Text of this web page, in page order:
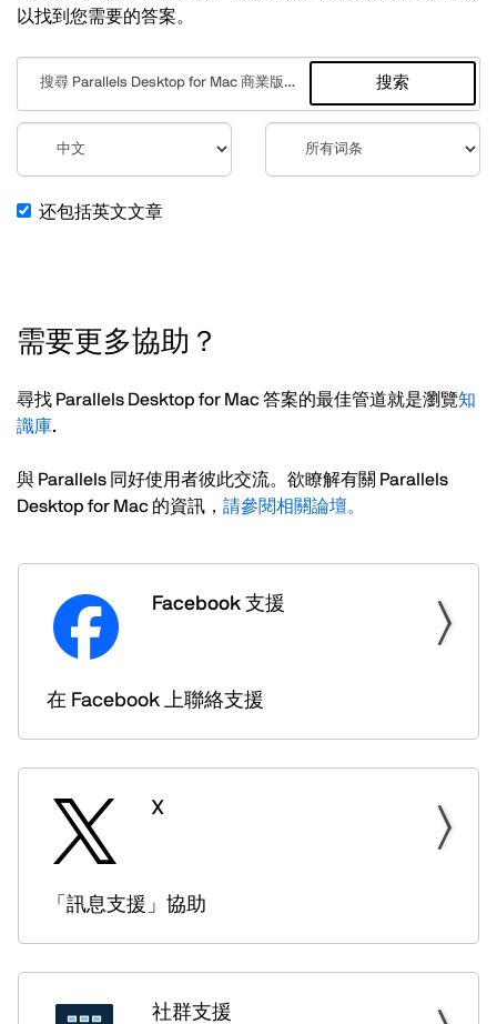
以找到您需要的答案。
搜索
还包括英文文章
需要更多協助？
尋找 Parallels Desktop for Mac 答案的最佳管道就是瀏覽知
識庫.
與 Parallels 同好使用者彼此交流。欲瞭解有關 Parallels
Desktop for Mac 的資訊， 請參閱相關論壇。
Facebook 支援
在 Facebook 上聯絡支援
X
「訊息支援」協助
社群支援